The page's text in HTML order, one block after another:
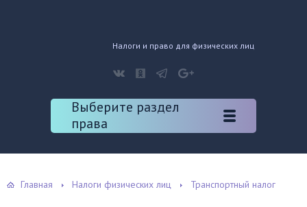
Налоги и право для физических лиц
Выберите раздел
права
Главная Налоги физических лиц Транспортный налог